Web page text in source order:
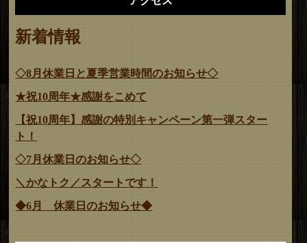
新着情報
◇8月休業日と夏季営業時間のお知らせ◇
★祝10周年★感謝をこめて
【祝10周年】感謝の特別キャンペーン第一弾スター
ト！
◇7月休業日のお知らせ◇
＼かなトク／スタートです！
◆6月 休業日のお知らせ◆